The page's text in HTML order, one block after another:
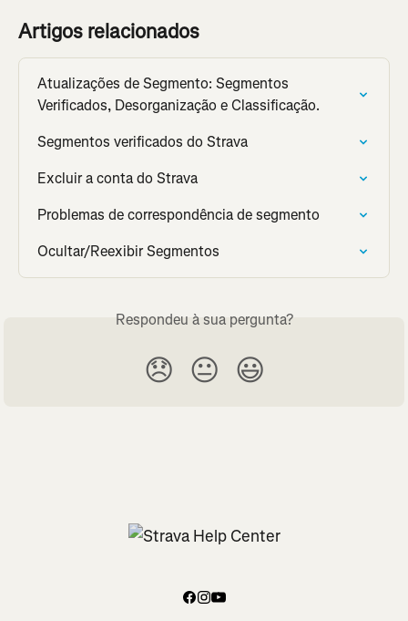
Artigos relacionados
Atualizações de Segmento: Segmentos
Verificados, Desorganização e Classificação.
Segmentos verificados do Strava
Excluir a conta do Strava
Problemas de correspondência de segmento
Ocultar/Reexibir Segmentos
Respondeu à sua pergunta?
😞 😐 😃